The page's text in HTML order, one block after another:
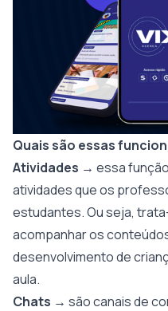
Quais são essas
Atividades → essa
atividades que os
estudantes. Ou seja,
acompanhar os
desenvolvimento de
aula.
Chats → são canais de